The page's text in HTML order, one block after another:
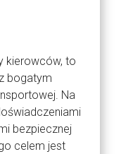
kierowców, to
bogatym
Na
bezpiecznej
celem jest